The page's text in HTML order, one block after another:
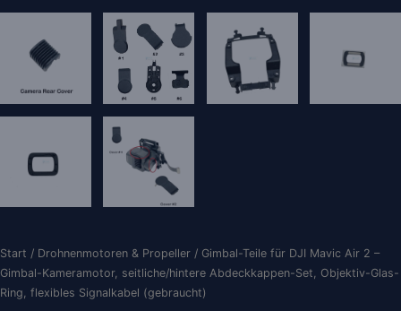
Start / Drohnenmotoren & Propeller / Gimbal-Teile für DJI Mavic Air 2 –
Gimbal-Kameramotor, seitliche/hintere Abdeckkappen-Set, Objektiv-Glas-
Ring, flexibles Signalkabel (gebraucht)